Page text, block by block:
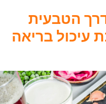
הטבעית
בריאה